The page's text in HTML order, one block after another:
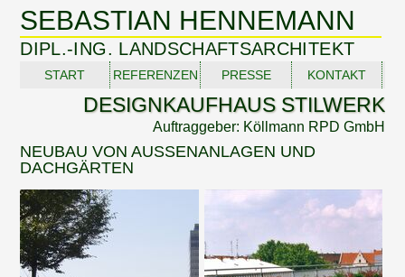
SEBASTIAN HENNEMANN
DIPL.-ING. LANDSCHAFTSARCHITEKT
START REFERENZEN PRESSE KONTAKT
DESIGNKAUFHAUS STILWERK
Auftraggeber: Köllmann RPD GmbH
NEUBAU VON AUSSENANLAGEN UND
DACHGÄRTEN